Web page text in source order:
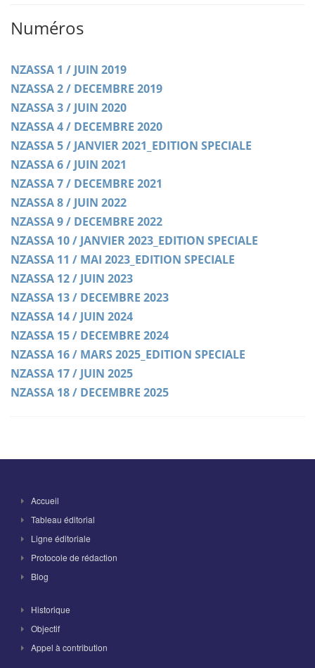
Numéros
NZASSA 1 / JUIN 2019
NZASSA 2 / DECEMBRE 2019
NZASSA 3 / JUIN 2020
NZASSA 4 / DECEMBRE 2020
NZASSA 5 / JANVIER 2021_EDITION SPECIALE
NZASSA 6 / JUIN 2021
NZASSA 7 / DECEMBRE 2021
NZASSA 8 / JUIN 2022
NZASSA 9 / DECEMBRE 2022
NZASSA 10 / JANVIER 2023_EDITION SPECIALE
NZASSA 11 / MAI 2023_EDITION SPECIALE
NZASSA 12 / JUIN 2023
NZASSA 13 / DECEMBRE 2023
NZASSA 14 / JUIN 2024
NZASSA 15 / DECEMBRE 2024
NZASSA 16 / MARS 2025_EDITION SPECIALE
NZASSA 17 / JUIN 2025
NZASSA 18 / DECEMBRE 2025
Accueil
Tableau éditorial
Ligne éditoriale
Protocole de rédaction
Blog
Historique
Objectif
Appel à contribution